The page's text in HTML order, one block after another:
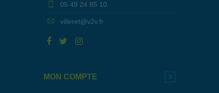
05 49 24 85 10
villeret@v2v.fr
MON COMPTE